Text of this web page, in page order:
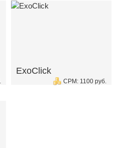
ExoClick
CPM: 1100 руб.